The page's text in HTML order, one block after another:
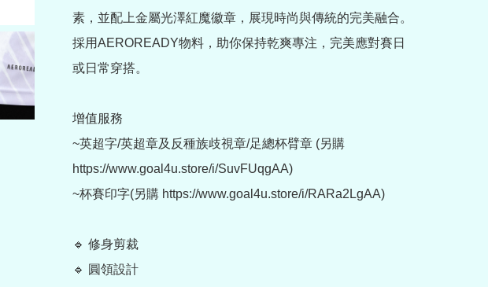
素，並配上金屬光澤紅魔徽章，展現時尚與傳統的完美融合。
採用AEROREADY物料，助你保持乾爽專注，完美應對賽日
或日常穿搭。
增值服務
~英超字/英超章及反種族歧視章/足總杯臂章 (另購
https://www.goal4u.store/i/SuvFUqgAA)
~杯賽印字(另購 https://www.goal4u.store/i/RARa2LgAA)
🔹 修身剪裁
🔹 圓領設計